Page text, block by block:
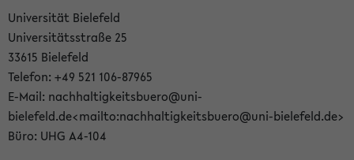
Universität Bielefeld
Universitätsstraße 25
33615 Bielefeld
Telefon: +49 521 106-87965
E-Mail: nachhaltigkeitsbuero@uni-
bielefeld.de<mailto:nachhaltigkeitsbuero@uni-bielefeld.de>
Büro: UHG A4-104